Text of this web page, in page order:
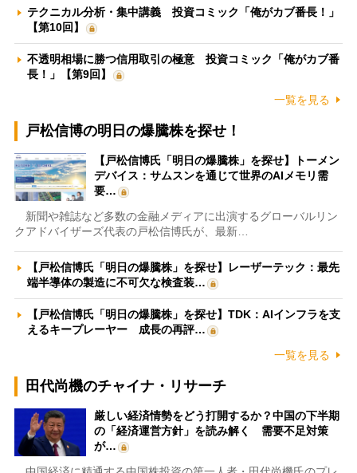
テクニカル分析・集中講義 投資コミック「俺がカブ番長！」
【第10回】
不透明相場に勝つ信用取引の極意 投資コミック「俺がカブ番
長！」【第9回】
一覧を見る
戸松信博の明日の爆騰株を探せ！
【戸松信博氏「明日の爆騰株」を探せ】トーメン
デバイス：サムスンを通じて世界のAIメモリ需
要…
新聞や雑誌など多数の金融メディアに出演するグローバルリン
クアドバイザーズ代表の戸松信博氏が、最新…
【戸松信博氏「明日の爆騰株」を探せ】レーザーテック：最先
端半導体の製造に不可欠な検査装…
【戸松信博氏「明日の爆騰株」を探せ】TDK：AIインフラを支
えるキープレーヤー 成長の再評…
一覧を見る
田代尚機のチャイナ・リサーチ
厳しい経済情勢をどう打開するか？中国の下半期
の「経済運営方針」を読み解く 需要不足対策
が…